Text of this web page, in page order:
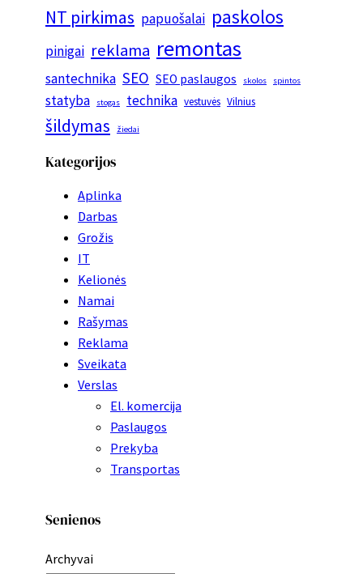
NT pirkimas papuošalai paskolos
pinigai reklama remontas
santechnika SEO SEO paslaugos skolos spintos
statyba stogas technika vestuvės Vilnius
šildymas žiedai
Kategorijos
Aplinka
Darbas
Grožis
IT
Kelionės
Namai
Rašymas
Reklama
Sveikata
Verslas
El. komercija
Paslaugos
Prekyba
Transportas
Senienos
Archyvai